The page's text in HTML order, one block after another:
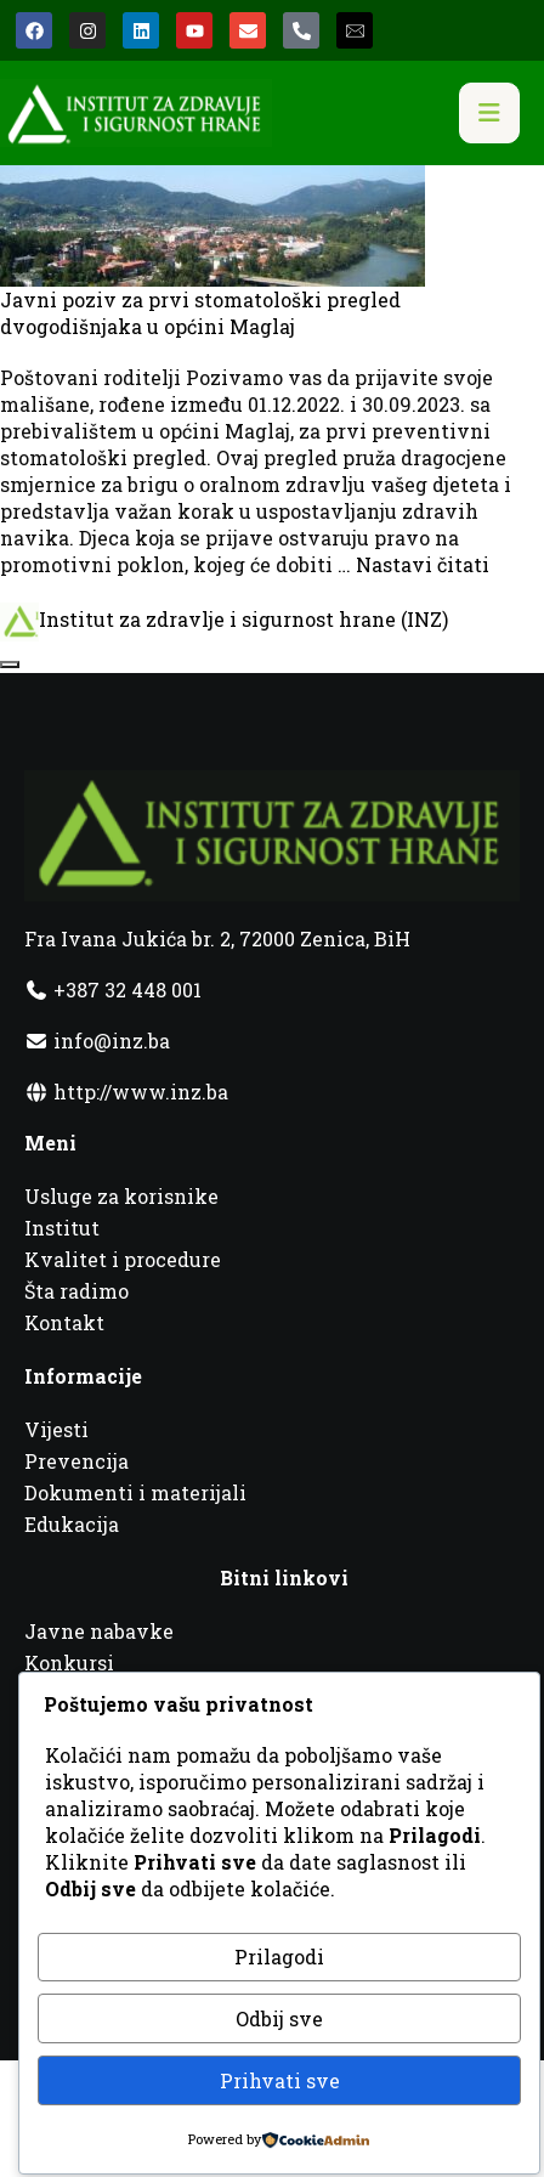
Javni poziv za prvi stomatološki pregled
dvogodišnjaka u općini Maglaj
Poštovani roditelji Pozivamo vas da prijavite svoje
mališane, rođene između 01.12.2022. i 30.09.2023. sa
prebivalištem u općini Maglaj, za prvi preventivni
stomatološki pregled. Ovaj pregled pruža dragocjene
smjernice za brigu o oralnom zdravlju vašeg djeteta i
predstavlja važan korak u uspostavljanju zdravih
navika. Djeca koja se prijave ostvaruju pravo na
promotivni poklon, kojeg će dobiti … Nastavi čitati
Institut za zdravlje i sigurnost hrane (INZ)
Fra Ivana Jukića br. 2, 72000 Zenica, BiH
+387 32 448 001
info@inz.ba
http://www.inz.ba
Meni
Usluge za korisnike
Institut
Kvalitet i procedure
Šta radimo
Kontakt
Informacije
Vijesti
Prevencija
Dokumenti i materijali
Edukacija
Bitni linkovi
Javne nabavke
Konkursi
Javni oglasi
© 2026 Sva prava zadržana. DizajnGordonDM
Poštujemo vašu privatnost
Kolačići nam pomažu da poboljšamo vaše
iskustvo, isporučimo personalizirani sadržaj i
analiziramo saobraćaj. Možete odabrati koje
kolačiće želite dozvoliti klikom na Prilagodi.
Kliknite Prihvati sve da date saglasnost ili
Odbij sve da odbijete kolačiće.
Prilagodi
Odbij sve
Prihvati sve
Powered by